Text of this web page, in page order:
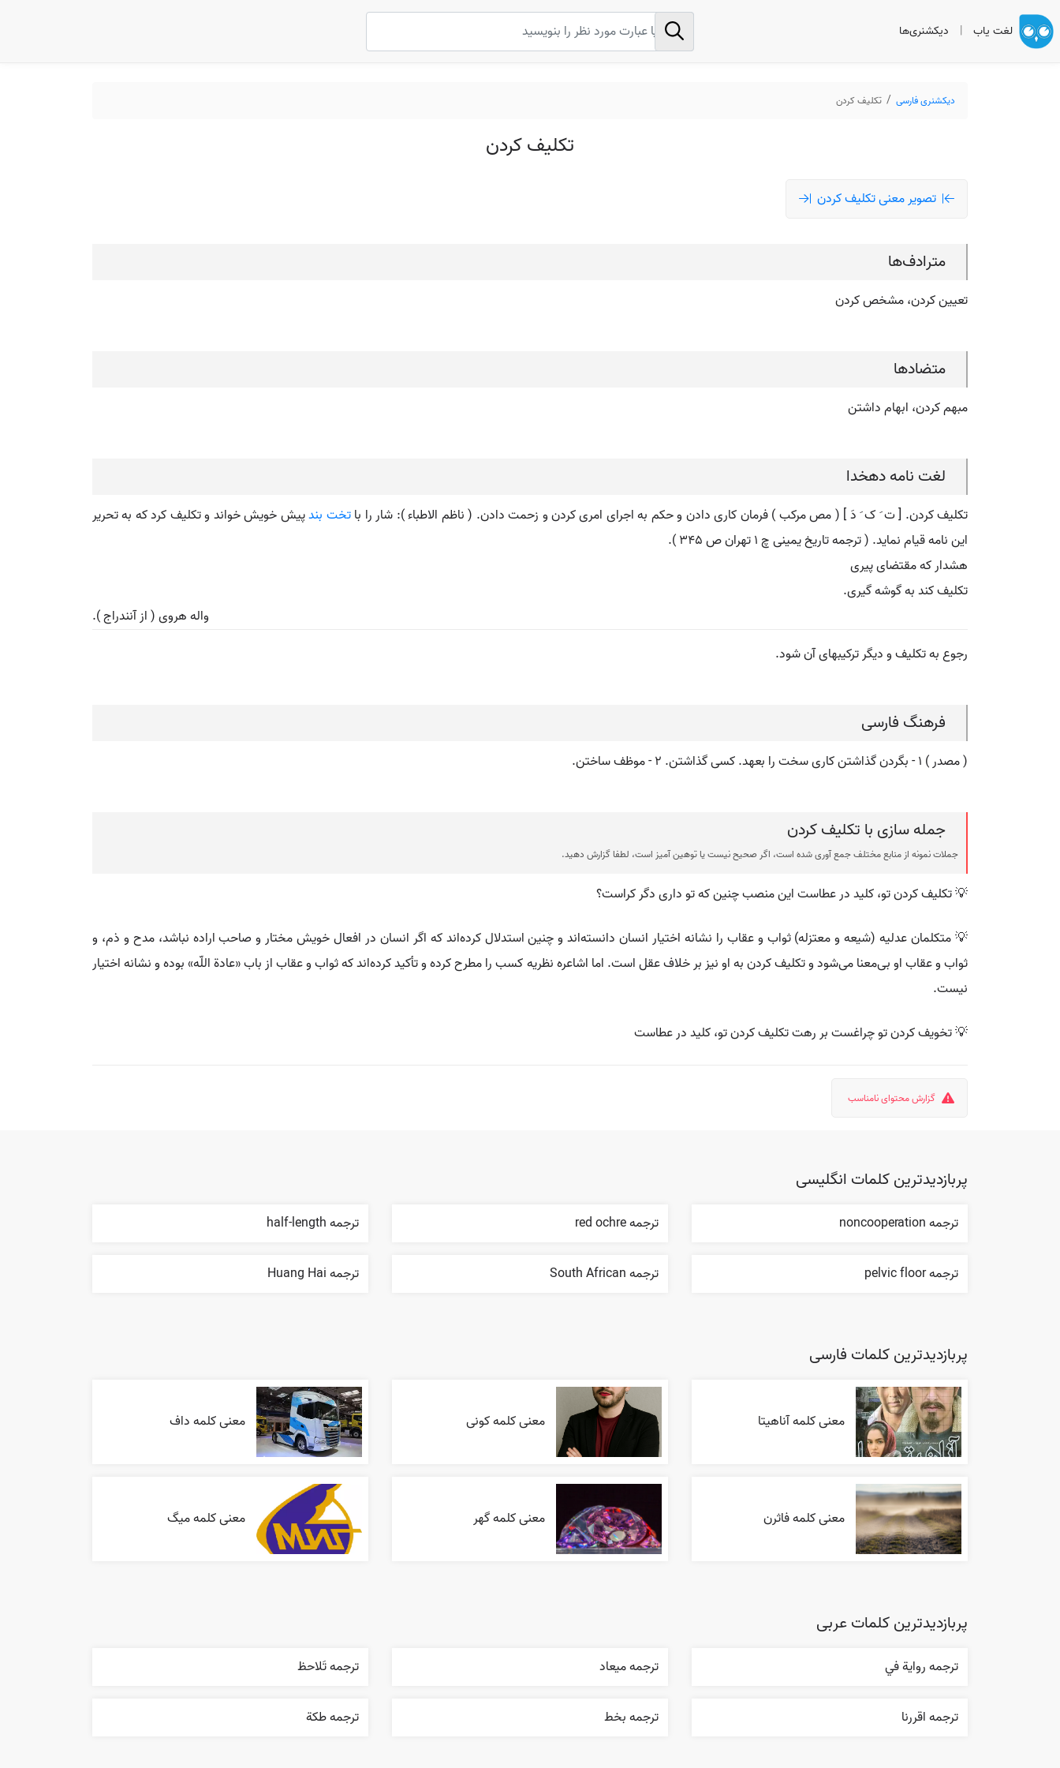
لغت یاب | دیکشنری‌ها
دیکشنری فارسی تکلیف کردن
تکلیف کردن
تصویر معنی تکلیف کردن
مترادف‌ها
تعیین کردن، مشخص کردن
متضادها
مبهم کردن، ابهام داشتن
لغت نامه دهخدا
تکلیف کردن. [ ت َ ک َ دَ ] ( مص مرکب ) فرمان کاری دادن و حکم به اجرای امری کردن و زحمت دادن. ( ناظم الاطباء ): شار را باتخت بندپیش خویش خواند و تکلیف کرد که به تحریر
این نامه قیام نماید. ( ترجمه تاریخ یمینی چ 1 تهران ص 345 ).
هشدار که مقتضای پیری
تکلیف کند به گوشه گیری.
واله هروی ( از آنندراج ).
رجوع به تکلیف و دیگر ترکیبهای آن شود.
فرهنگ فارسی
( مصدر ) ۱ - بگردن گذاشتن کاری سخت را بعهد. کسی گذاشتن. ۲ - موظف ساختن.
جمله سازی با تکلیف کردن
جملات نمونه از منابع مختلف جمع آوری شده است، اگر صحیح نیست یا توهین آمیز است، لطفا گزارش دهید.
💡 تکلیف کردن تو، کلید در عطاست این منصب چنین که تو داری دگر کراست؟
💡 متکلمان عدلیه (شیعه و معتزله) ثواب و عقاب را نشانه اختیار انسان دانسته‌اند و چنین استدلال کرده‌اند که اگر انسان در افعال خویش مختار و صاحب اراده نباشد، مدح و ذم، و
ثواب و عقاب او بی‌معنا می‌شود و تکلیف کردن به او نیز بر خلاف عقل است. اما اشاعره نظریه کسب را مطرح کرده و تأکید کرده‌اند که ثواب و عقاب از باب «عادة اللّه» بوده و نشانه اختیار
نیست.
💡 تخویف کردن تو چراغست بر رهت تکلیف کردن تو، کلید در عطاست
گزارش محتوای نامناسب
پربازدیدترین کلمات انگلیسی
ترجمه noncooperation ترجمه red ochre ترجمه half-length
ترجمه pelvic floor ترجمه South African ترجمه Huang Hai
پربازدیدترین کلمات فارسی
معنی کلمه آناهیتا معنی کلمه کونی معنی کلمه داف
معنی کلمه فاثرن معنی کلمه گهر معنی کلمه میگ
پربازدیدترین کلمات عربی
ترجمه روایة في ترجمه ميعاد ترجمه تَلاحظ
ترجمه اقررنا ترجمه بخط ترجمه طکة